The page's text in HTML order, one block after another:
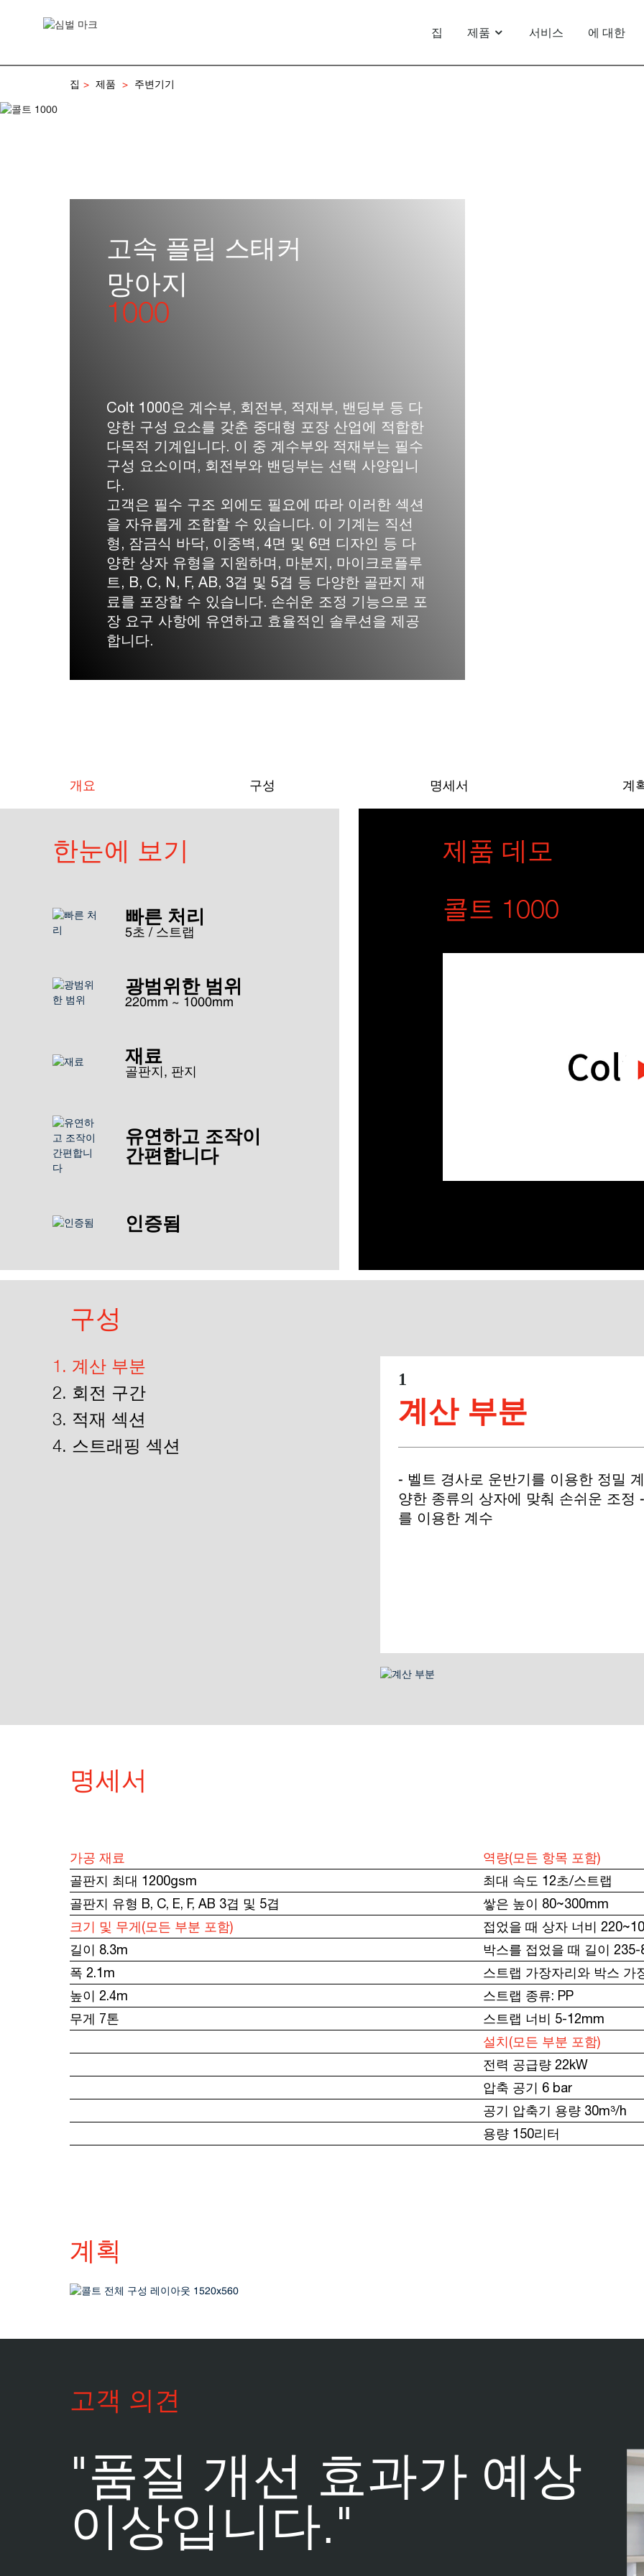
집 제품 서비스 에 대한
집 제품 주변기기
고속 플립 스태커
망아지
1000
Colt 1000은 계수부, 회전부, 적재부, 밴딩부 등 다
양한 구성 요소를 갖춘 중대형 포장 산업에 적합한
다목적 기계입니다. 이 중 계수부와 적재부는 필수
구성 요소이며, 회전부와 밴딩부는 선택 사양입니
다.
고객은 필수 구조 외에도 필요에 따라 이러한 섹션
을 자유롭게 조합할 수 있습니다. 이 기계는 직선
형, 잠금식 바닥, 이중벽, 4면 및 6면 디자인 등 다
양한 상자 유형을 지원하며, 마분지, 마이크로플루
트, B, C, N, F, AB, 3겹 및 5겹 등 다양한 골판지 재
료를 포장할 수 있습니다. 손쉬운 조정 기능으로 포
장 요구 사항에 유연하고 효율적인 솔루션을 제공
합니다.
개요 구성 명세서 계
한눈에 보기
빠른 처리
5초 / 스트랩
광범위한 범위
220mm ~ 1000mm
재료
골판지, 판지
유연하고 조작이
간편합니다
인증됨
제품 데모
콜트 1000
구성
1. 계산 부분
2. 회전 구간
3. 적재 섹션
4. 스트래핑 섹션
1
계산 부분
- 벨트 경사로 운반기를 이용한 정밀
양한 종류의 상자에 맞춰 손쉬운 조정
를 이용한 계수
명세서
가공 재료
골판지 최대 1200gsm
골판지 유형 B, C, E, F, AB 3겹 및 5겹
크기 및 무게(모든 부분 포함)
길이 8.3m
폭 2.1m
높이 2.4m
무게 7톤
역량(모든 항목 포함)
최대 속도 12초/스트랩
쌓은 높이 80~300mm
접었을 때 상자 너비
박스를 접었을 때 길이
스트랩 가장자리와 박스 가
스트랩 종류: PP
스트랩 너비 5-12mm
설치(모든 부분 포함)
전력 공급량 22kW
압축 공기 6 bar
공기 압축기 용량 30m³/h
용량 150리터
계획
고객 의견
"품질 개선 효과가 예상
이상입니다."